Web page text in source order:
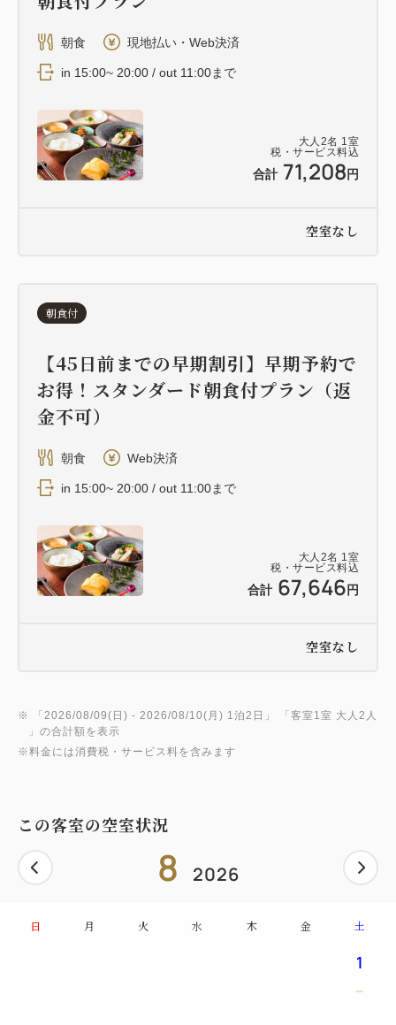
大人 2名 1 室
税・サービス料込
合計 71,208 円
朝食 現地払い・Web決済
in 15:00~ 20:00 / out 11:00まで
空室なし
大人 2名 1 室
税・サービス料込
合計 67,646 円
朝食付
【45日前までの早期割引】早期予約で
お得！スタンダード朝食付プラン（返
金不可）
朝食 Web決済
in 15:00~ 20:00 / out 11:00まで
空室なし
※ 「 2026/08/09(日) - 2026/08/10(月) 1泊2日 」 「客室1室 大人2人
」の合計額を表示
※料金には消費税・サービス料を含みます
この客室の空室状況
8 2026
日 月 火 水 木 金 土
1